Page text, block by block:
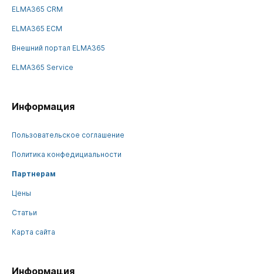
ELMA365 CRM
ELMA365 ECM
Внешний портал ELMA365
ELMA365 Service
Информация
Пользовательское соглашение
Политика конфедициальности
Партнерам
Цены
Статьи
Карта сайта
Информация